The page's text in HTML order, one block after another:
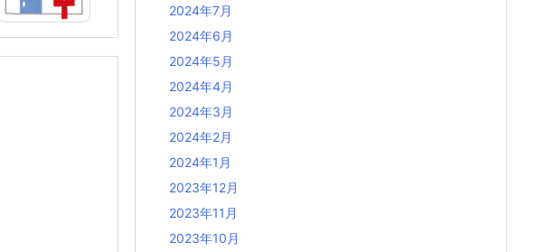
2024年7月
2024年6月
2024年5月
2024年4月
2024年3月
2024年2月
2024年1月
2023年12月
2023年11月
2023年10月